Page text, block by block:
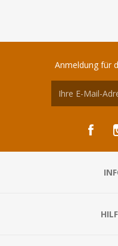
Anmeldung für